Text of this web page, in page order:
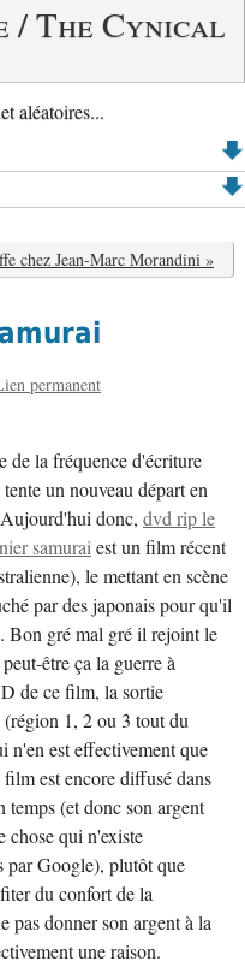
/ The Cynical
aléatoires...
chez Jean-Marc Morandini »
permanent
de la fréquence d'écriture
un nouveau départ en
donc, dvd rip le
samuraiest un film récent
le mettant en scène
par des japonais pour qu'il
Bon gré mal gré il rejoint le
être ça la guerre à
de ce film, la sortie
1, 2 ou 3 tout du
n'en est effectivement que
est encore diffusé dans
temps (et donc son argent
chose qui n'existe
par Google), plutôt que
du confort de la
pas donner son argent à la
une raison.